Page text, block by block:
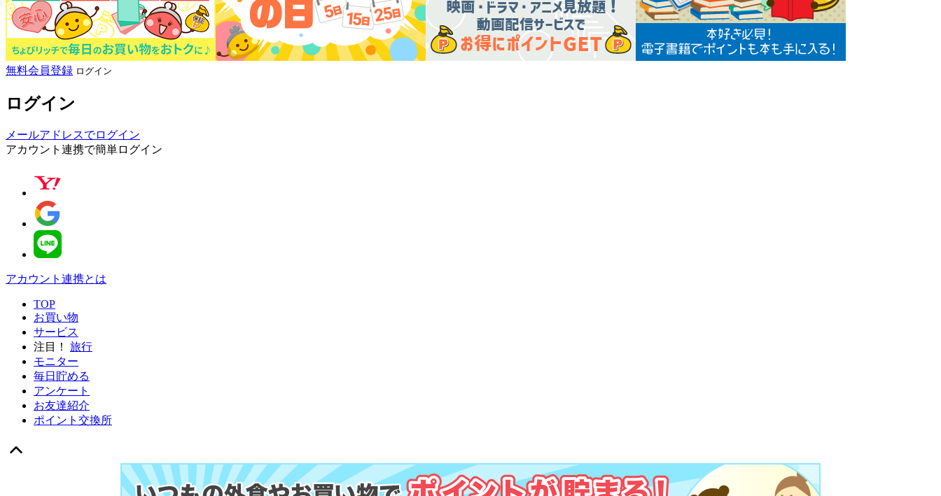
無料会員登録 ログイン
ログイン
メールアドレスでログイン
アカウント連携で簡単ログイン
アカウント連携とは
TOP
お買い物
サービス
注目！
旅行
モニター
毎日貯める
アンケート
お友達紹介
ポイント交換所